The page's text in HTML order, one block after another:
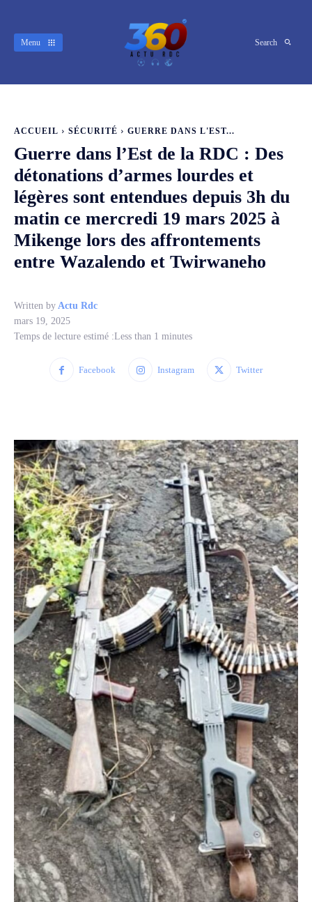
Menu Search
ACCUEIL SÉCURITÉ GUERRE DANS L'EST...
Guerre dans l’Est de la RDC : Des
détonations d’armes lourdes et
légères sont entendues depuis 3h du
matin ce mercredi 19 mars 2025 à
Mikenge lors des affrontements
entre Wazalendo et Twirwaneho
Written by Actu Rdc
mars 19, 2025
Temps de lecture estimé :Less than 1 minutes
Facebook Instagram Twitter